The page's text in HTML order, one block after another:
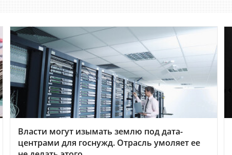
Власти могут изымать землю под дата-
центрами для госнужд. Отрасль умоляет ее